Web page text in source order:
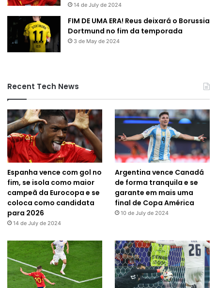
14 de July de 2024
FIM DE UMA ERA! Reus deixará o Borussia
Dortmund no fim da temporada
3 de May de 2024
Recent Tech News
Espanha vence com gol no
fim, se isola como maior
campeã da Eurocopa e se
coloca como candidata
para 2026
14 de July de 2024
Argentina vence Canadá
de forma tranquila e se
garante em mais uma
final de Copa América
10 de July de 2024